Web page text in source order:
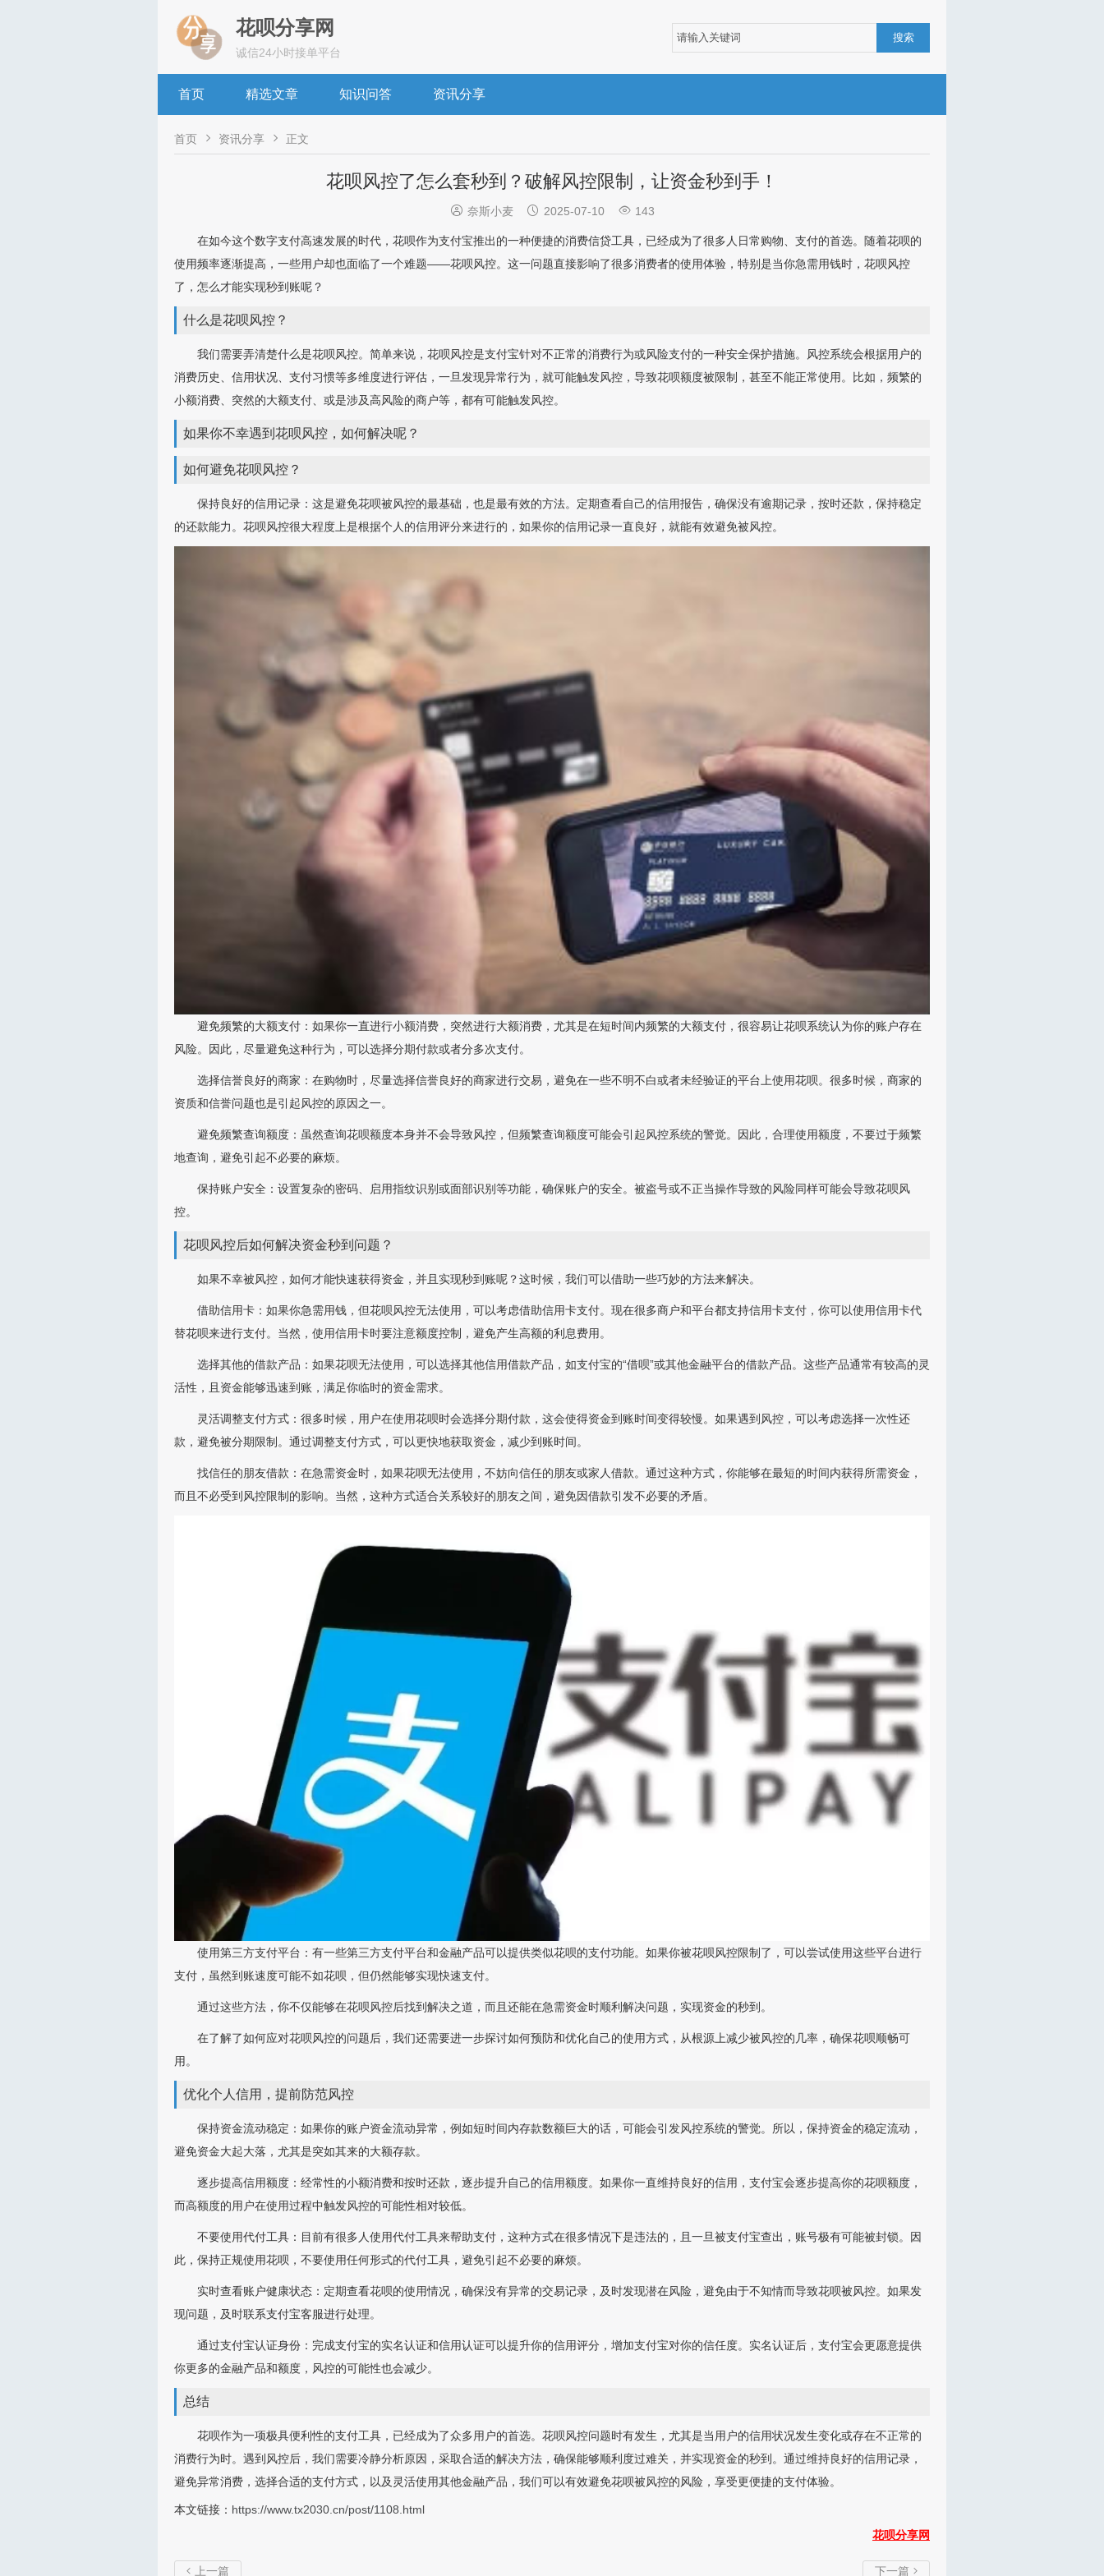
搜索
花呗分享网
诚信24小时接单平台
首页 精选文章 知识问答 资讯分享
首页  资讯分享  正文
花呗风控了怎么套秒到？破解风控限制，让资金秒到手！
 奈斯小麦  2025-07-10  143
在如今这个数字支付高速发展的时代，花呗作为支付宝推出的一种便捷的消费信贷工具，已经成为了很多人日常购物、支付的首选。随着花呗的
使用频率逐渐提高，一些用户却也面临了一个难题——花呗风控。这一问题直接影响了很多消费者的使用体验，特别是当你急需用钱时，花呗风控
了，怎么才能实现秒到账呢？
什么是花呗风控？
我们需要弄清楚什么是花呗风控。简单来说，花呗风控是支付宝针对不正常的消费行为或风险支付的一种安全保护措施。风控系统会根据用户的
消费历史、信用状况、支付习惯等多维度进行评估，一旦发现异常行为，就可能触发风控，导致花呗额度被限制，甚至不能正常使用。比如，频繁的
小额消费、突然的大额支付、或是涉及高风险的商户等，都有可能触发风控。
如果你不幸遇到花呗风控，如何解决呢？
如何避免花呗风控？
保持良好的信用记录：这是避免花呗被风控的最基础，也是最有效的方法。定期查看自己的信用报告，确保没有逾期记录，按时还款，保持稳定
的还款能力。花呗风控很大程度上是根据个人的信用评分来进行的，如果你的信用记录一直良好，就能有效避免被风控。
避免频繁的大额支付：如果你一直进行小额消费，突然进行大额消费，尤其是在短时间内频繁的大额支付，很容易让花呗系统认为你的账户存在
风险。因此，尽量避免这种行为，可以选择分期付款或者分多次支付。
选择信誉良好的商家：在购物时，尽量选择信誉良好的商家进行交易，避免在一些不明不白或者未经验证的平台上使用花呗。很多时候，商家的
资质和信誉问题也是引起风控的原因之一。
避免频繁查询额度：虽然查询花呗额度本身并不会导致风控，但频繁查询额度可能会引起风控系统的警觉。因此，合理使用额度，不要过于频繁
地查询，避免引起不必要的麻烦。
保持账户安全：设置复杂的密码、启用指纹识别或面部识别等功能，确保账户的安全。被盗号或不正当操作导致的风险同样可能会导致花呗风
控。
花呗风控后如何解决资金秒到问题？
如果不幸被风控，如何才能快速获得资金，并且实现秒到账呢？这时候，我们可以借助一些巧妙的方法来解决。
借助信用卡：如果你急需用钱，但花呗风控无法使用，可以考虑借助信用卡支付。现在很多商户和平台都支持信用卡支付，你可以使用信用卡代
替花呗来进行支付。当然，使用信用卡时要注意额度控制，避免产生高额的利息费用。
选择其他的借款产品：如果花呗无法使用，可以选择其他信用借款产品，如支付宝的“借呗”或其他金融平台的借款产品。这些产品通常有较高的灵
活性，且资金能够迅速到账，满足你临时的资金需求。
灵活调整支付方式：很多时候，用户在使用花呗时会选择分期付款，这会使得资金到账时间变得较慢。如果遇到风控，可以考虑选择一次性还
款，避免被分期限制。通过调整支付方式，可以更快地获取资金，减少到账时间。
找信任的朋友借款：在急需资金时，如果花呗无法使用，不妨向信任的朋友或家人借款。通过这种方式，你能够在最短的时间内获得所需资金，
而且不必受到风控限制的影响。当然，这种方式适合关系较好的朋友之间，避免因借款引发不必要的矛盾。
使用第三方支付平台：有一些第三方支付平台和金融产品可以提供类似花呗的支付功能。如果你被花呗风控限制了，可以尝试使用这些平台进行
支付，虽然到账速度可能不如花呗，但仍然能够实现快速支付。
通过这些方法，你不仅能够在花呗风控后找到解决之道，而且还能在急需资金时顺利解决问题，实现资金的秒到。
在了解了如何应对花呗风控的问题后，我们还需要进一步探讨如何预防和优化自己的使用方式，从根源上减少被风控的几率，确保花呗顺畅可
用。
优化个人信用，提前防范风控
保持资金流动稳定：如果你的账户资金流动异常，例如短时间内存款数额巨大的话，可能会引发风控系统的警觉。所以，保持资金的稳定流动，
避免资金大起大落，尤其是突如其来的大额存款。
逐步提高信用额度：经常性的小额消费和按时还款，逐步提升自己的信用额度。如果你一直维持良好的信用，支付宝会逐步提高你的花呗额度，
而高额度的用户在使用过程中触发风控的可能性相对较低。
不要使用代付工具：目前有很多人使用代付工具来帮助支付，这种方式在很多情况下是违法的，且一旦被支付宝查出，账号极有可能被封锁。因
此，保持正规使用花呗，不要使用任何形式的代付工具，避免引起不必要的麻烦。
实时查看账户健康状态：定期查看花呗的使用情况，确保没有异常的交易记录，及时发现潜在风险，避免由于不知情而导致花呗被风控。如果发
现问题，及时联系支付宝客服进行处理。
通过支付宝认证身份：完成支付宝的实名认证和信用认证可以提升你的信用评分，增加支付宝对你的信任度。实名认证后，支付宝会更愿意提供
你更多的金融产品和额度，风控的可能性也会减少。
总结
花呗作为一项极具便利性的支付工具，已经成为了众多用户的首选。花呗风控问题时有发生，尤其是当用户的信用状况发生变化或存在不正常的
消费行为时。遇到风控后，我们需要冷静分析原因，采取合适的解决方法，确保能够顺利度过难关，并实现资金的秒到。通过维持良好的信用记录，
避免异常消费，选择合适的支付方式，以及灵活使用其他金融产品，我们可以有效避免花呗被风控的风险，享受更便捷的支付体验。
本文链接： https://www.tx2030.cn/post/1108.html
花呗分享网
 上一篇 下一篇 